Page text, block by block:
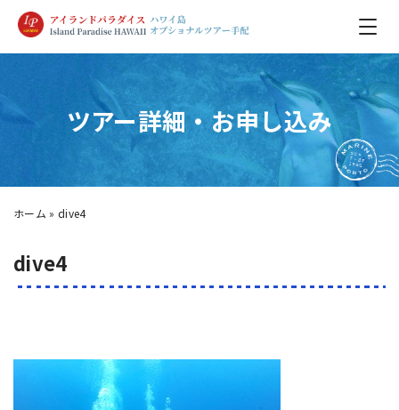
ツアー詳細・お申し込み
ホーム » dive4
dive4